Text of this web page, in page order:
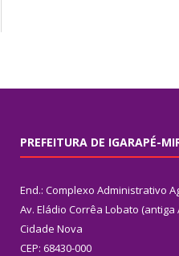
PREFEITURA DE IGARAPÉ-
End.: Complexo Administrativo
Av. Eládio Corrêa Lobato
Cidade Nova
CEP: 68430-000